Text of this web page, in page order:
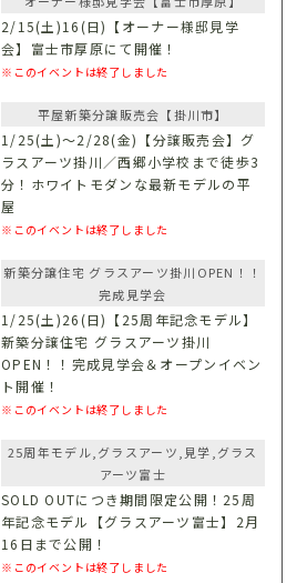
2/15(土)16(日)【オーナー様邸見学
会】富士市厚原にて開催！
※このイベントは終了しました
平屋新築分譲販売会【掛川市】
1/25(土)〜2/28(金)【分譲販売会】グ
ラスアーツ掛川／西郷小学校まで徒歩3
分！ホワイトモダンな最新モデルの平
屋
※このイベントは終了しました
新築分譲住宅 グラスアーツ掛川OPEN！！
完成見学会
1/25(土)26(日)【25周年記念モデル】
新築分譲住宅 グラスアーツ掛川
OPEN！！完成見学会＆オープンイベン
ト開催！
※このイベントは終了しました
25周年モデル,グラスアーツ,見学,グラス
アーツ富士
SOLD OUTにつき期間限定公開！25周
年記念モデル【グラスアーツ富士】2月
16日まで公開！
※このイベントは終了しました